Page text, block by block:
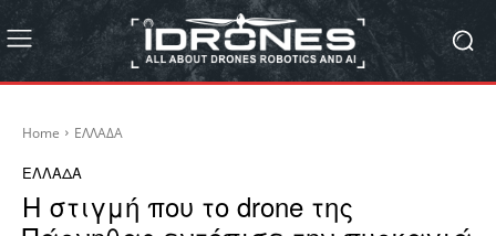
Home ΕΛΛΑΔΑ
ΕΛΛΑΔΑ
Η στιγμή που το drone της